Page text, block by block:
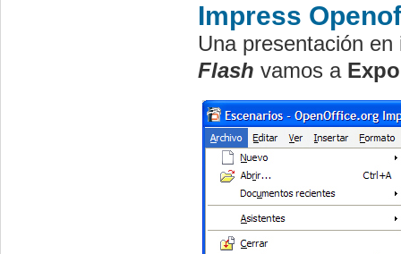
Impress
Una presentación en
Flash vamos a